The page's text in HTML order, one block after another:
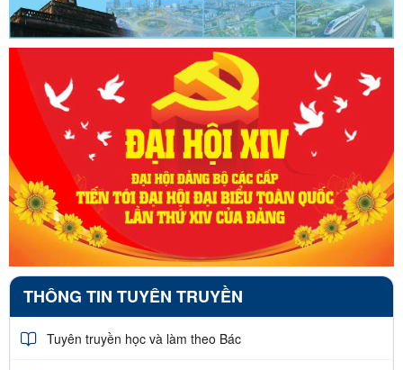
THÔNG TIN TUYÊN TRUYỀN
Tuyên truyền học và làm theo Bác